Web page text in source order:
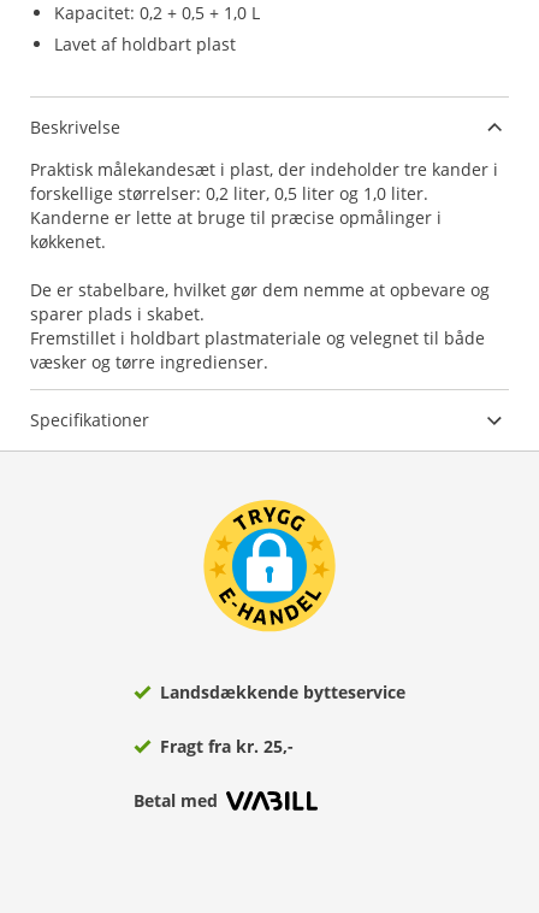
Kapacitet: 0,2 + 0,5 + 1,0 L
Lavet af holdbart plast
Beskrivelse
Praktisk målekandesæt i plast, der indeholder tre kander i
forskellige størrelser: 0,2 liter, 0,5 liter og 1,0 liter.
Kanderne er lette at bruge til præcise opmålinger i
køkkenet.
De er stabelbare, hvilket gør dem nemme at opbevare og
sparer plads i skabet.
Fremstillet i holdbart plastmateriale og velegnet til både
væsker og tørre ingredienser.
Specifikationer
Landsdækkende bytteservice
Fragt fra kr. 25,-
Betal med